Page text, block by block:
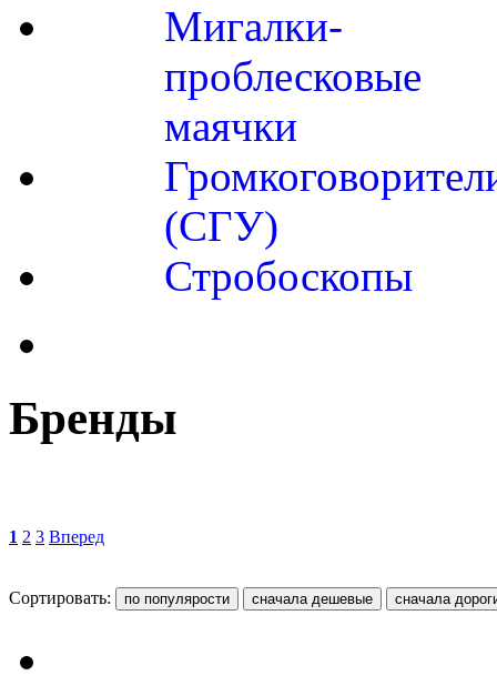
Мигалки-
проблесковые
маячки
(СГУ)
Стробоскопы
Бренды
1 2 3 Вперед
Сортировать: